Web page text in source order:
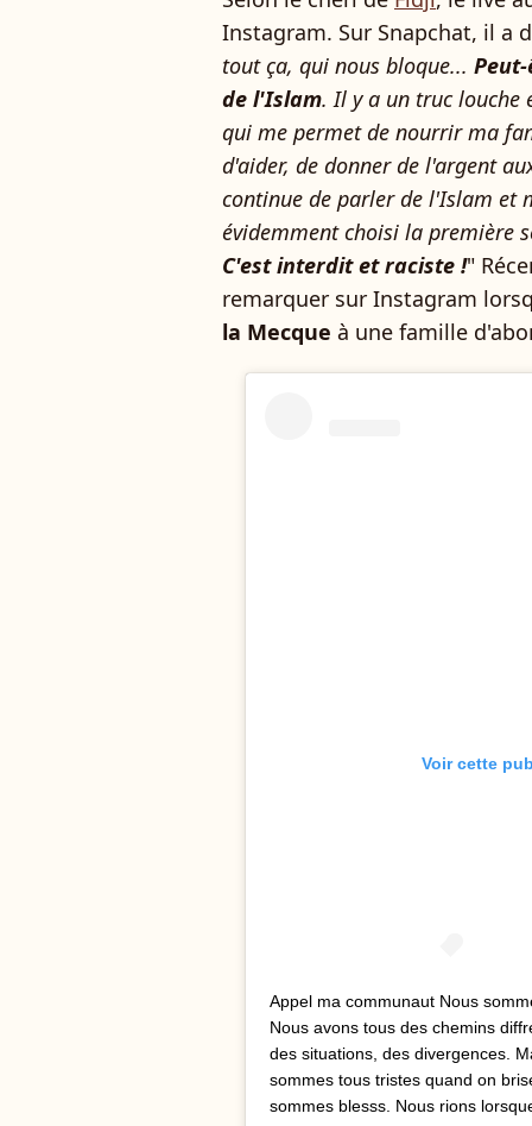
Instagram. Sur Snapchat, il a
tout ça, qui nous bloque...
de l'Islam. Il y a un truc louche
qui me permet de nourrir ma
d'aider, de donner de l'argent
continue de parler de l'Islam et
évidemment choisi la première
C'est interdit et raciste !"
remarquer sur Instagram
la Mecque à une famille
Voir cette
Appel ma communaut Nous
Nous avons tous des chemins
des situations, des divergences.
sommes tous tristes quand on
sommes blesss. Nous rions